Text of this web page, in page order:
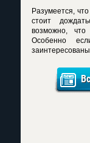
Разумеется,
стоит
возможно,
Особенно